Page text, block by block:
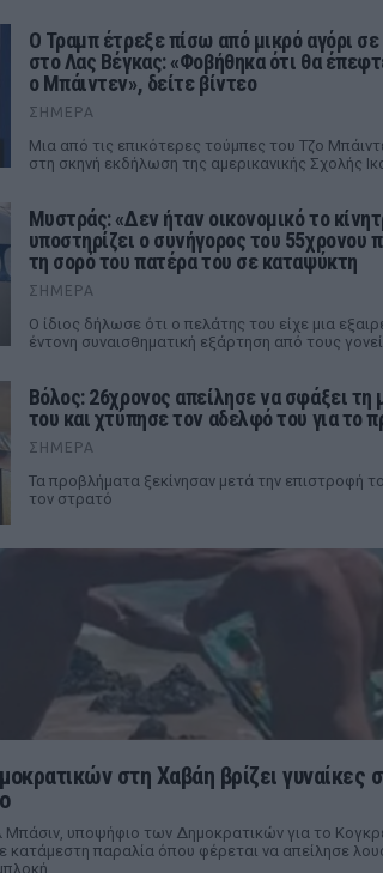
Ο Τραμπ έτρεξε πίσω από μικρό αγόρι
στο Λας Βέγκας: «Φοβήθηκα ότι θα
ο Μπάιντεν», δείτε βίντεο
ΣΉΜΕΡΑ
Μια από τις επικότερες τούμπες του Τζο
στη σκηνή εκδήλωση της αμερικανικής Σχολής
Μυστράς: «Δεν ήταν οικονομικό το
υποστηρίζει ο συνήγορος του 55χρονου
τη σορό του πατέρα του σε καταψύκτη
ΣΉΜΕΡΑ
Ο ίδιος δήλωσε ότι ο πελάτης του είχε μια
έντονη συναισθηματική εξάρτηση από τους
Βόλος: 26χρονος απείλησε να σφάξει τη
του και χτύπησε τον αδελφό του για το
ΣΉΜΕΡΑ
Τα προβλήματα ξεκίνησαν μετά την επιστροφή
τον στρατό
στη Χαβάη βρίζει γυναίκες
Μπάσιν, υποψήφιο των Δημοκρατικών για το
κατάμεστη παραλία όπου φέρεται να απείλησε